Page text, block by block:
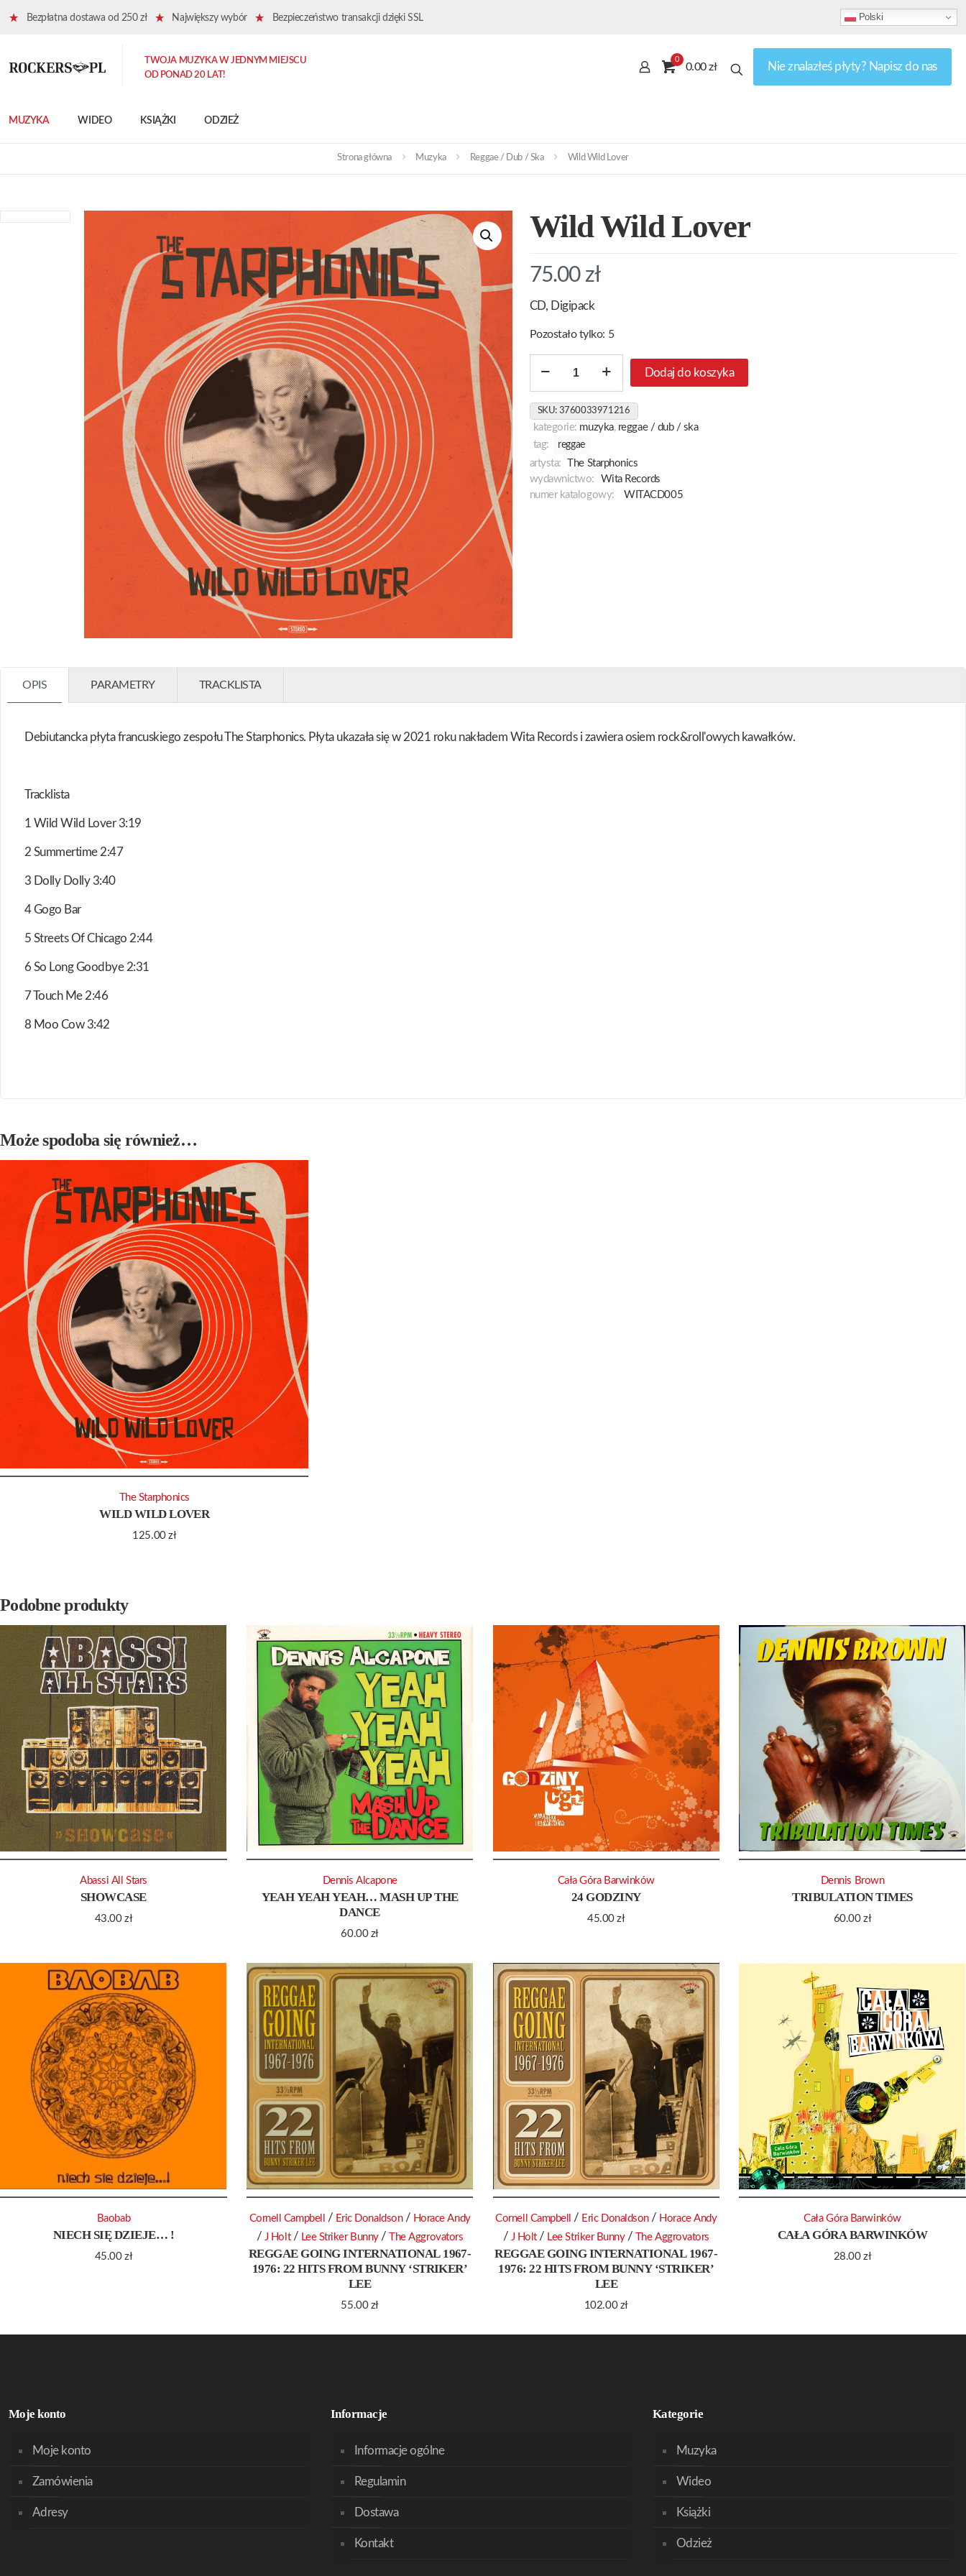
Bezpłatna dostawa od 250 zł Największy wybór Bezpieczeństwo transakcji dzięki SSL Polski
MUZYKA WIDEO KSIĄŻKI ODZIEŻ
TWOJA MUZYKA W JEDNYM MIEJSCU
OD PONAD 20 LAT!
0
0.00 zł Nie znalazłeś płyty? Napisz do nas
Strona główna Muzyka Reggae / Dub / Ska Wild Wild Lover
Wild Wild Lover
75.00 zł
CD, Digipack
Pozostało tylko: 5
Lover
Dodaj do koszyka
SKU: 3760033971216
kategorie: muzyka, reggae / dub / ska
tag:
reggae
artysta:
The Starphonics
wydawnictwo:
Wita Records
numer katalogowy:
WITACD005
OPIS PARAMETRY TRACKLISTA
Debiutancka płyta francuskiego zespołu The Starphonics. Płyta ukazała się w 2021 roku nakładem Wita Records i zawiera osiem rock&roll'owych kawałków.
Tracklista
1 Wild Wild Lover 3:19
2 Summertime 2:47
3 Dolly Dolly 3:40
4 Gogo Bar
5 Streets Of Chicago 2:44
6 So Long Goodbye 2:31
7 Touch Me 2:46
8 Moo Cow 3:42
Może spodoba się również…
WILD WILD LOVER
125.00zł
The Starphonics
Podobne produkty
SHOWCASE
43.00zł
Abassi All Stars
YEAH YEAH YEAH… MASH UP THE
DANCE
60.00 zł
Dennis Alcapone
24 GODZINY
45.00zł
Cała Góra Barwinków
TRIBULATION TIMES
60.00zł
Dennis Brown
NIECH SIĘ DZIEJE… !
45.00zł
Baobab
REGGAE GOING INTERNATIONAL 1967-
1976: 22 HITS FROM BUNNY ‘STRIKER’
LEE
55.00 zł
Cornell Campbell / Eric Donaldson / Horace Andy
/ J Holt / Lee Striker Bunny / The Aggrovators
REGGAE GOING INTERNATIONAL 1967-
1976: 22 HITS FROM BUNNY ‘STRIKER’
LEE
102.00 zł
Cornell Campbell / Eric Donaldson / Horace Andy
/ J Holt / Lee Striker Bunny / The Aggrovators CAŁA GÓRA BARWINKÓW
28.00zł
Cała Góra Barwinków
Moje konto
Moje konto
Zamówienia
Adresy
Informacje
Informacje ogólne
Regulamin
Dostawa
Kontakt
Kategorie
Muzyka
Wideo
Książki
Odzież